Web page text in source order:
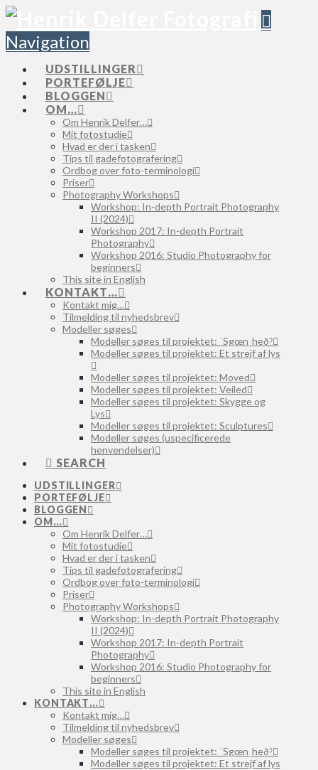
Navigation
UDSTILLINGER
PORTEFØLJE
BLOGGEN
OM…
Om Henrik Delfer…
Mit fotostudie
Hvad er der i tasken
Tips til gadefotografering
Ordbog over foto-terminologi
Priser
Photography Workshops
Workshop: In-depth Portrait Photography
II (2024)
Workshop 2017: In-depth Portrait
Photography
Workshop 2016: Studio Photography for
beginners
This site in English
KONTAKT…
Kontakt mig…
Tilmelding til nyhedsbrev
Modeller søges
Modeller søges til projektet: ˈSgœnˌheðˀ
Modeller søges til projektet: Et strejf af lys
Modeller søges til projektet: Moved
Modeller søges til projektet: Veiled
Modeller søges til projektet: Skygge og
Lys
Modeller søges til projektet: Sculptures
Modeller søges (uspecificerede
henvendelser)
SEARCH
UDSTILLINGER
PORTEFØLJE
BLOGGEN
OM…
Om Henrik Delfer…
Mit fotostudie
Hvad er der i tasken
Tips til gadefotografering
Ordbog over foto-terminologi
Priser
Photography Workshops
Workshop: In-depth Portrait Photography
II (2024)
Workshop 2017: In-depth Portrait
Photography
Workshop 2016: Studio Photography for
beginners
This site in English
KONTAKT…
Kontakt mig…
Tilmelding til nyhedsbrev
Modeller søges
Modeller søges til projektet: ˈSgœnˌheðˀ
Modeller søges til projektet: Et strejf af lys